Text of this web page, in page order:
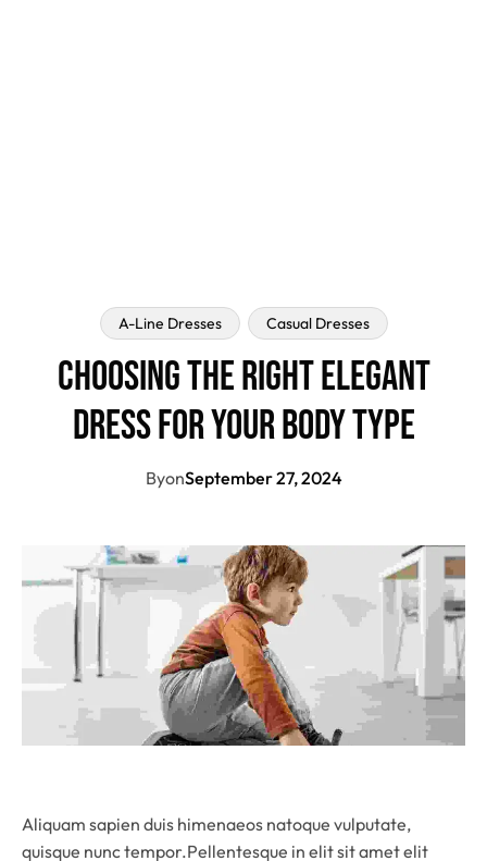
A-Line Dresses Casual Dresses
Choosing The Right Elegant
Dress For Your Body Type
ByonSeptember 27, 2024
Aliquam sapien duis himenaeos natoque vulputate,
quisque nunc tempor.Pellentesque in elit sit amet elit